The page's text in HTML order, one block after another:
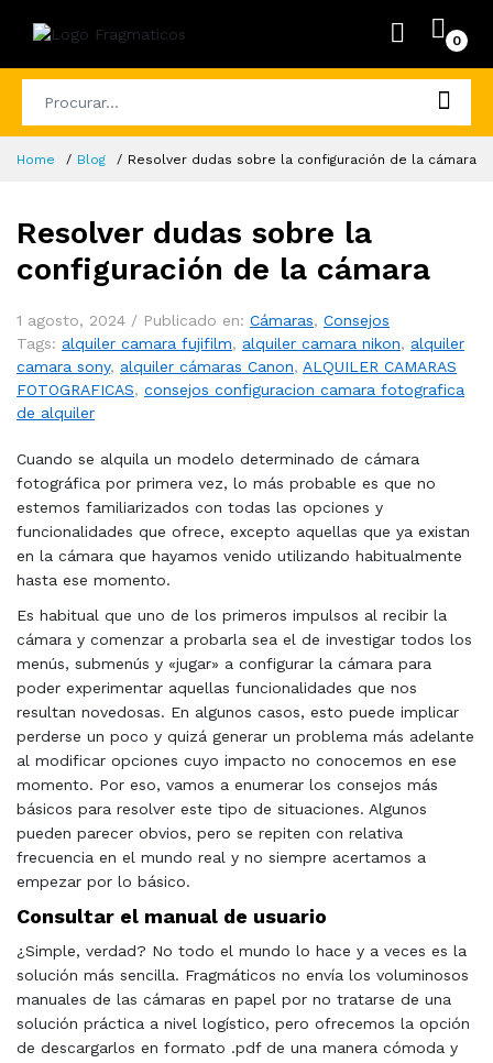
0
Home Blog Resolver dudas sobre la configuración de la cámara
Resolver dudas sobre la
configuración de la cámara
1 agosto, 2024 / Publicado en: Cámaras, Consejos
Tags: alquiler camara fujifilm, alquiler camara nikon, alquiler
camara sony, alquiler cámaras Canon, ALQUILER CAMARAS
FOTOGRAFICAS, consejos configuracion camara fotografica
de alquiler
Cuando se alquila un modelo determinado de cámara
fotográfica por primera vez, lo más probable es que no
estemos familiarizados con todas las opciones y
funcionalidades que ofrece, excepto aquellas que ya existan
en la cámara que hayamos venido utilizando habitualmente
hasta ese momento.
Es habitual que uno de los primeros impulsos al recibir la
cámara y comenzar a probarla sea el de investigar todos los
menús, submenús y «jugar» a configurar la cámara para
poder experimentar aquellas funcionalidades que nos
resultan novedosas. En algunos casos, esto puede implicar
perderse un poco y quizá generar un problema más adelante
al modificar opciones cuyo impacto no conocemos en ese
momento. Por eso, vamos a enumerar los consejos más
básicos para resolver este tipo de situaciones. Algunos
pueden parecer obvios, pero se repiten con relativa
frecuencia en el mundo real y no siempre acertamos a
empezar por lo básico.
Consultar el manual de usuario
¿Simple, verdad? No todo el mundo lo hace y a veces es la
solución más sencilla. Fragmáticos no envía los voluminosos
manuales de las cámaras en papel por no tratarse de una
solución práctica a nivel logístico, pero ofrecemos la opción
de descargarlos en formato .pdf de una manera cómoda y